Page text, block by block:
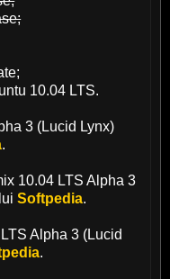
10.04 LTS.
3 (Lucid Lynx)
.
10.04 LTS Alpha 3
Softpedia.
Alpha 3 (Lucid
.